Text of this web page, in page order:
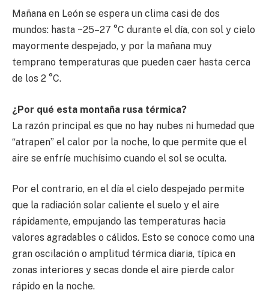
Mañana en León se espera un clima casi de dos
mundos: hasta ~25–27 °C durante el día, con sol y cielo
mayormente despejado, y por la mañana muy
temprano temperaturas que pueden caer hasta cerca
de los 2 °C.
¿Por qué esta montaña rusa térmica?
La razón principal es que no hay nubes ni humedad que
“atrapen” el calor por la noche, lo que permite que el
aire se enfríe muchísimo cuando el sol se oculta.
Por el contrario, en el día el cielo despejado permite
que la radiación solar caliente el suelo y el aire
rápidamente, empujando las temperaturas hacia
valores agradables o cálidos. Esto se conoce como una
gran oscilación o amplitud térmica diaria, típica en
zonas interiores y secas donde el aire pierde calor
rápido en la noche.